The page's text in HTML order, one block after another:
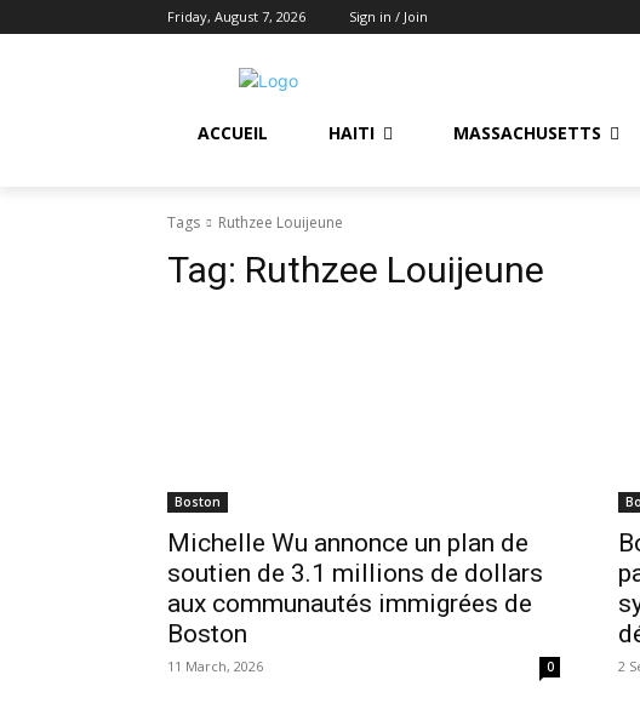
Friday, August 7, 2026 Sign in / Join
ACCUEIL HAITI MASSACHUSETTS
Tags Ruthzee Louijeune
Tag: Ruthzee Louijeune
Boston
Michelle Wu annonce un plan de
soutien de 3.1 millions de dollars
aux communautés immigrées de
Boston
11 March, 2026 0 2